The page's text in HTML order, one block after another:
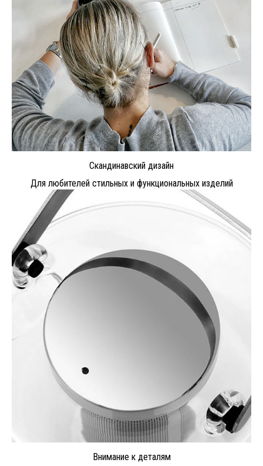
Скандинавский дизайн
Для любителей стильных и функциональных изделий
Внимание к деталям